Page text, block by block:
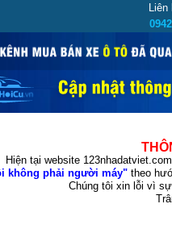
Liên
Hiện tại website
không phải người máy"theo
Chúng tôi xin lỗi vì